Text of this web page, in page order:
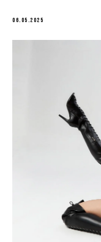
06.05.2025